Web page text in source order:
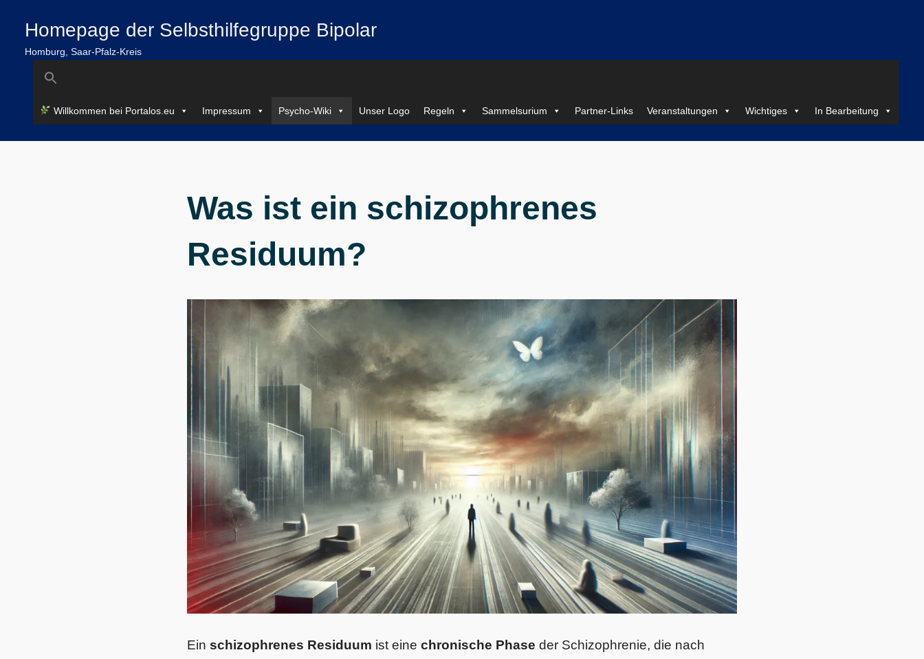
springen
Homepage der Selbsthilfegruppe Bipolar
Homburg, Saar-Pfalz-Kreis
Search
for:
Willkommen bei Portalos.eu Impressum Psycho-Wiki Unser Logo Regeln Sammelsurium Partner-Links Veranstaltungen Wichtiges In Bearbeitung
Was ist ein schizophrenes
Residuum?
Ein schizophrenes Residuum ist eine chronische Phase der Schizophrenie, die nach